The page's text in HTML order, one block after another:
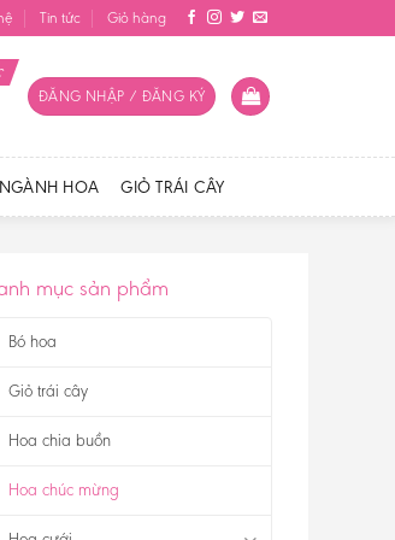
Tin tức Giỏ hàng
ĐĂNG NHẬP / ĐĂNG KÝ
HOA GIỎ TRÁI CÂY
mục sản phẩm
Bó hoa
Giỏ trái cây
Hoa chia buồn
Hoa chúc mừng